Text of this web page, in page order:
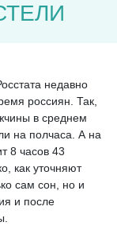
недавно
россиян. Так,
в среднем
на полчаса. А на
8 часов 43
как уточняют
сам сон, но и
и после